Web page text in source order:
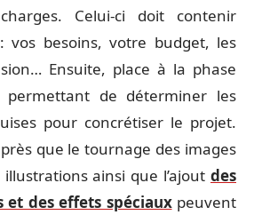
Celui-ci doit contenir
vos besoins, votre budget, les
Ensuite, place à la phase
permettant de déterminer les
pour concrétiser le projet.
que le tournage des images
ainsi que l’ajout des
et des effets spéciauxpeuvent